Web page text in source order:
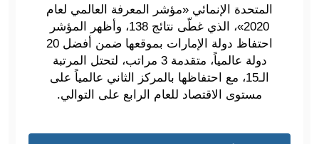
المتحدة الإنمائي «مؤشر المعرفة العالمي لعام
2020»، الذي غطّى نتائج 138، وأظهر المؤشر
احتفاظ دولة الإمارات بموقعها ضمن أفضل 20
دولة عالمياً، متقدمة 3 مراتب، لتحتل المرتبة
الـ15، مع احتفاظها بالمركز الثاني عالمياً على
مستوى الاقتصاد للعام الرابع على التوالي.